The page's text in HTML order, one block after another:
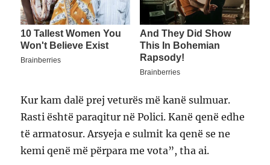
Kur kam dalë prej veturës më kanë sulmuar.
Rasti është paraqitur në Polici. Kanë qenë edhe
të armatosur. Arsyeja e sulmit ka qenë se ne
kemi qenë më përpara me vota”, tha ai.